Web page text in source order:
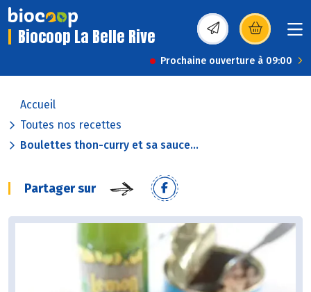
Biocoop La Belle Rive (s’ouvre dans une
Prochaine ouverture à 09:00
Accueil
Toutes nos recettes
Boulettes thon-curry et sa sauce...
Partager sur